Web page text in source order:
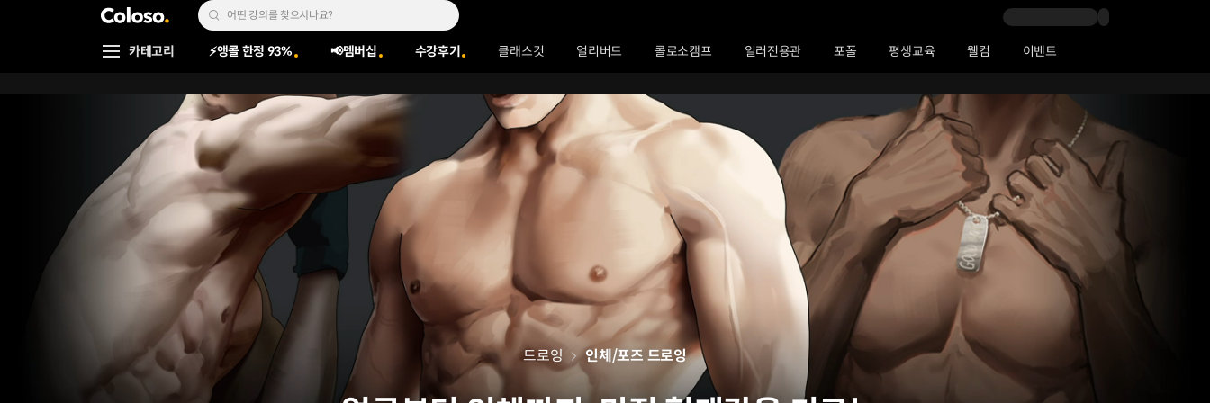
콜로소
Search Input
Coloso Menu
카테고리 ⚡앵콜 한정 93% 📢멤버십 수강후기 클래스컷 얼리버드 콜로소캠프 일러전용관 포폴 평생교육 웰컴 이벤트
드로잉 인체/포즈 드로잉